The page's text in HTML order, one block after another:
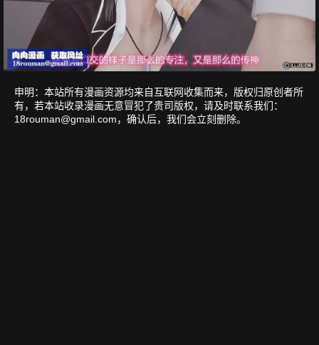
申明：本站所有漫画资源均来自互联网收集而来，版权归原创者所
有，若本站收录漫画无意冒犯了贵司版权，请及时联系我们：
18rouman@gmail.com，确认后，我们会立刻删除。